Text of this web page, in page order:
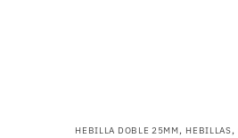
HEBILLA DOBLE 25MM, HEBILLAS,